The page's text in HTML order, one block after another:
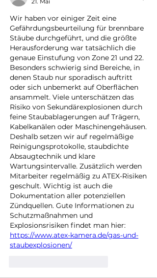
Wir haben vor einiger Zeit eine
Gefährdungsbeurteilung für brennbare
Stäube durchgeführt, und die größte
Herausforderung war tatsächlich die
genaue Einstufung von Zone 21 und 22.
Besonders schwierig sind Bereiche, in
denen Staub nur sporadisch auftritt
oder sich unbemerkt auf Oberflächen
ansammelt. Viele unterschätzen das
Risiko von Sekundärexplosionen durch
feine Staubablagerungen auf Trägern,
Kabelkanälen oder Maschinengehäusen.
Deshalb setzen wir auf regelmäßige
Reinigungsprotokolle, staubdichte
Absaugtechnik und klare
Wartungsintervalle. Zusätzlich werden
Mitarbeiter regelmäßig zu ATEX-Risiken
geschult. Wichtig ist auch die
Dokumentation aller potenziellen
Zündquellen. Gute Informationen zu
Schutzmaßnahmen und
https://www.atex-kamera.de/gas-und-
staubexplosionen/